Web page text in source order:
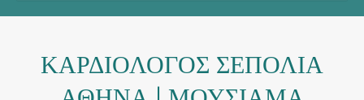
ΚΑΡΔΙΟΛΟΓΟΣ ΣΕΠΟΛΙΑ